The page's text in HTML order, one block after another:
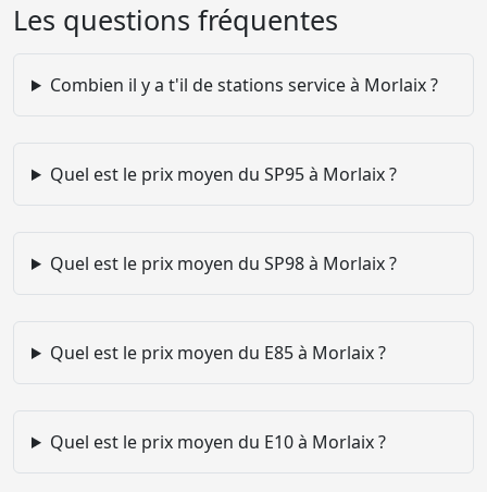
Les questions fréquentes
Combien il y a t'il de stations service à Morlaix ?
Quel est le prix moyen du SP95 à Morlaix ?
Quel est le prix moyen du SP98 à Morlaix ?
Quel est le prix moyen du E85 à Morlaix ?
Quel est le prix moyen du E10 à Morlaix ?